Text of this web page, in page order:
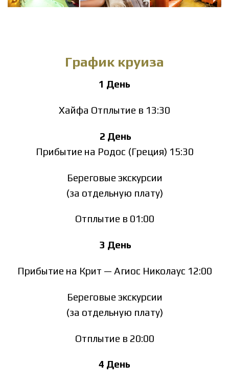
График круиза
1 День
Хайфа Отплытие в 13:30
2 День
Прибытие на Родос (Греция) 15:30
Береговые экскурсии
(за отдельную плату)
Отплытие в 01:00
3 День
Прибытие на Крит — Агиос Николаус 12:00
Береговые экскурсии
(за отдельную плату)
Отплытие в 20:00
4 День